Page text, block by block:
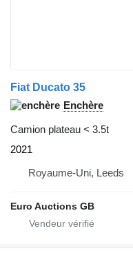
Fiat Ducato 35
Enchère
Camion plateau < 3.5t
2021
Royaume-Uni, Leeds
Euro Auctions GB